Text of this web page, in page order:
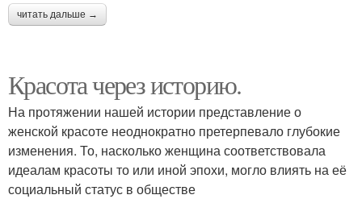
читать дальше →
Красота через историю.
На протяжении нашей истории представление о
женской красоте неоднократно претерпевало глубокие
изменения. То, насколько женщина соответствовала
идеалам красоты то или иной эпохи, могло влиять на её
социальный статус в обществе